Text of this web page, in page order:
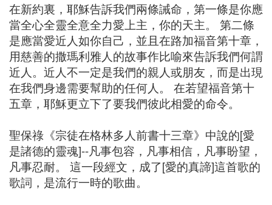
在新約裏，耶穌告訴我們兩條誡命，第一條是你應
當全心全靈全意全力愛上主，你的天主。 第二條
是應當愛近人如你自己，並且在路加福音第十章，
用慈善的撒瑪利雅人的故事作比喻來告訴我們何謂
近人。近人不一定是我們的親人或朋友，而是出現
在我們身邊需要幫助的任何人。 在若望福音第十
五章，耶穌更立下了要我們彼此相愛的命令。
聖保祿《宗徒在格林多人前書十三章》中說的[愛
是諸德的靈魂]--凡事包容，凡事相信，凡事盼望，
凡事忍耐。 這一段經文，成了[愛的真諦]這首歌的
歌詞，是流行一時的歌曲。